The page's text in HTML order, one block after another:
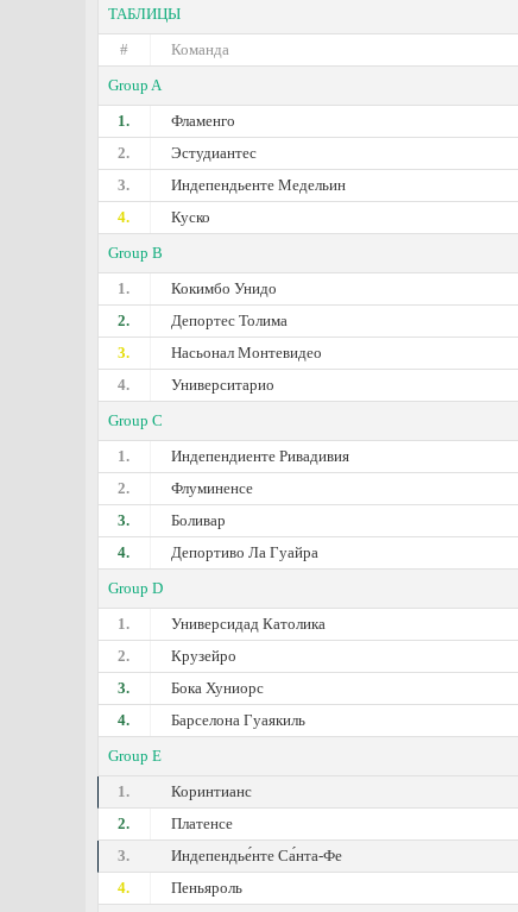
ТАБЛИЦЫ
#
Команда
Group A
1.
Фламенго
2.
Эстудиантес
3.
Индепендьенте Медельин
4.
Куско
Group B
1.
Кокимбо Унидо
2.
Депортес Толима
3.
Насьонал Монтевидео
4.
Университарио
Group C
1.
Индепендиенте Ривадивия
2.
Флуминенсе
3.
Боливар
4.
Депортиво Ла Гуайра
Group D
1.
Универсидад Католика
2.
Крузейро
3.
Бока Хуниорс
4.
Барселона Гуаякиль
Group E
1.
Коринтианс
2.
Платенсе
3.
Индепендье́нте Са́нта-Фе
4.
Пеньяроль